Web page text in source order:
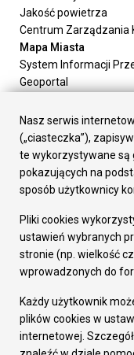
Jakość powietrza
Centrum Zarządzania
Mapa Miasta
System Informacji
Geoportal
Załatw sprawę
Prezydent Miasta
Rada Miasta
Wydziały
Elektroniczna
Gospodarka
Fundusze europejskie
Środki krajowe
Oferty inwestycyjne
Pozostałe
Deklaracja dostępności
Dane osobowe
Nasz serwis
(„ciasteczka”),
te wykorzystywane są
pokazujących na
sposób użytkownicy
Pliki cookies
ustawień wybranych
stronie (np. wielkość
wprowadzonych do
Każdy użytkownik
plików cookies w
internetowej.